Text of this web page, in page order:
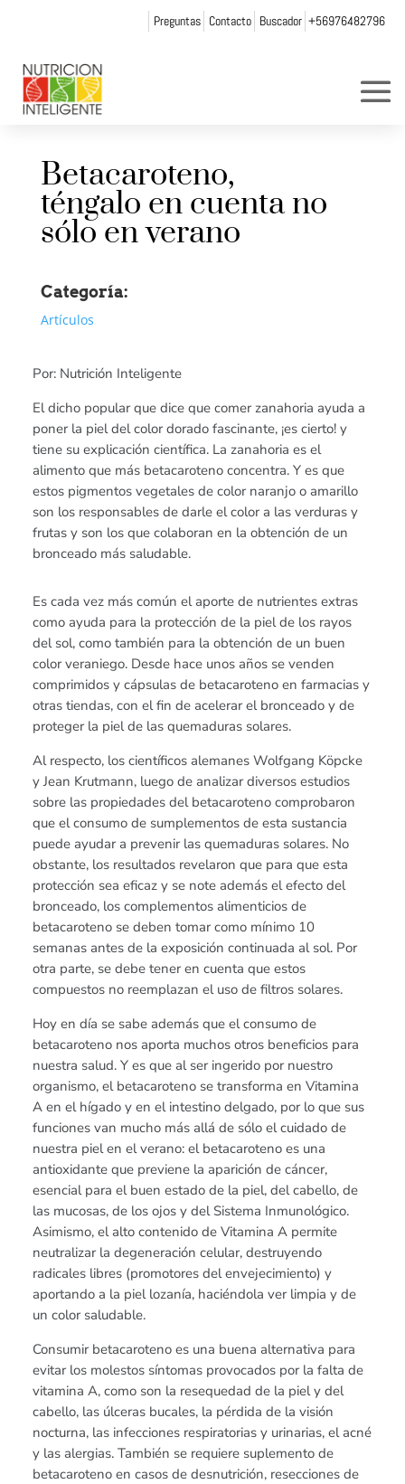
Preguntas Contacto Buscador +56976482796
Betacaroteno,
téngalo en cuenta no
sólo en verano
Categoría:
Artículos
Por: Nutrición Inteligente
El dicho popular que dice que comer zanahoria ayuda a
poner la piel del color dorado fascinante, ¡es cierto! y
tiene su explicación científica. La zanahoria es el
alimento que más betacaroteno concentra. Y es que
estos pigmentos vegetales de color naranjo o amarillo
son los responsables de darle el color a las verduras y
frutas y son los que colaboran en la obtención de un
bronceado más saludable.
Es cada vez más común el aporte de nutrientes extras
como ayuda para la protección de la piel de los rayos
del sol, como también para la obtención de un buen
color veraniego. Desde hace unos años se venden
comprimidos y cápsulas de betacaroteno en farmacias y
otras tiendas, con el fin de acelerar el bronceado y de
proteger la piel de las quemaduras solares.
Al respecto, los científicos alemanes Wolfgang Köpcke
y Jean Krutmann, luego de analizar diversos estudios
sobre las propiedades del betacaroteno comprobaron
que el consumo de sumplementos de esta sustancia
puede ayudar a prevenir las quemaduras solares. No
obstante, los resultados revelaron que para que esta
protección sea eficaz y se note además el efecto del
bronceado, los complementos alimenticios de
betacaroteno se deben tomar como mínimo 10
semanas antes de la exposición continuada al sol. Por
otra parte, se debe tener en cuenta que estos
compuestos no reemplazan el uso de filtros solares.
Hoy en día se sabe además que el consumo de
betacaroteno nos aporta muchos otros beneficios para
nuestra salud. Y es que al ser ingerido por nuestro
organismo, el betacaroteno se transforma en Vitamina
A en el hígado y en el intestino delgado, por lo que sus
funciones van mucho más allá de sólo el cuidado de
nuestra piel en el verano: el betacaroteno es una
antioxidante que previene la aparición de cáncer,
esencial para el buen estado de la piel, del cabello, de
las mucosas, de los ojos y del Sistema Inmunológico.
Asimismo, el alto contenido de Vitamina A permite
neutralizar la degeneración celular, destruyendo
radicales libres (promotores del envejecimiento) y
aportando a la piel lozanía, haciéndola ver limpia y de
un color saludable.
Consumir betacaroteno es una buena alternativa para
evitar los molestos síntomas provocados por la falta de
vitamina A, como son la resequedad de la piel y del
cabello, las úlceras bucales, la pérdida de la visión
nocturna, las infecciones respiratorias y urinarias, el acné
y las alergias. También se requiere suplemento de
betacaroteno en casos de desnutrición, resecciones de